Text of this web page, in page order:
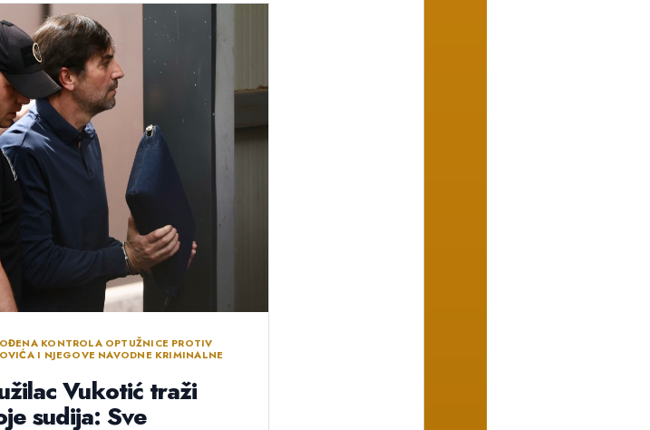
KONTROLA OPTUŽNICE PROTIV
I NJEGOVE NAVODNE KRIMINALNE
Vukotić traži
sudija: Sve